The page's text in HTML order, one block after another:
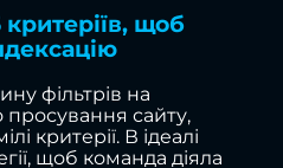
щоб
фільтрів на
просування сайту,
критерії. В ідеалі
щоб команда діяла